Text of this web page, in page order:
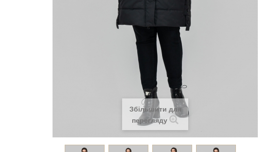
Збільшити для
перегляду